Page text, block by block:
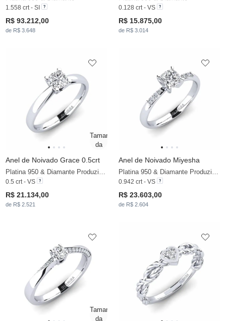
1.558 crt - SI
R$ 93.212,00
de R$ 3.648
0.128 crt - VS
R$ 15.875,00
de R$ 3.014
Anel de Noivado Grace 0.5crt
0.5 crt - VS
R$ 21.134,00
de R$ 2.521
Anel de Noivado Miyesha
0.942 crt - VS
R$ 23.603,00
de R$ 2.604